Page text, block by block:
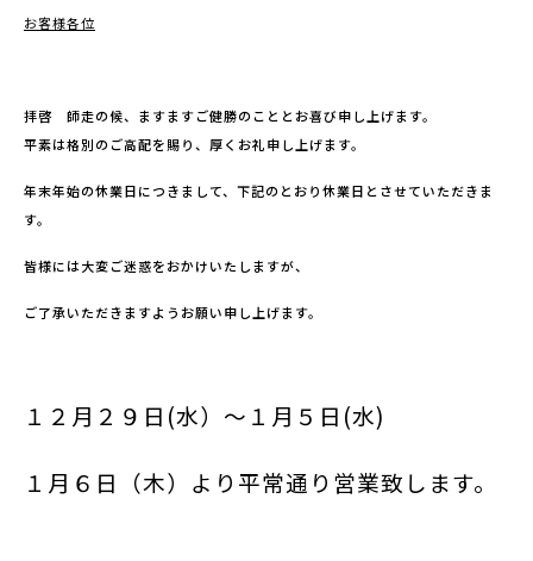
お客様各位
拝啓 師走の候、ますますご健勝のこととお喜び申し上げます。
平素は格別のご高配を賜り、厚くお礼申し上げます。
年末年始の休業日につきまして、下記のとおり休業日とさせていただきま
す。
皆様には大変ご迷惑をおかけいたしますが、
ご了承いただきますようお願い申し上げます。
１２月２９日(水）～１月５日(水)
１月６日（木）より平常通り営業致します。